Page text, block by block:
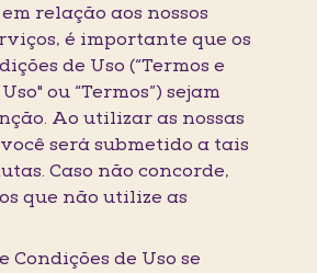
relação aos nossos
é importante que os
de Uso (“Termos e
ou “Termos”) sejam
Ao utilizar as nossas
será submetido a tais
Caso não concorde,
que não utilize as
Condições de Uso se